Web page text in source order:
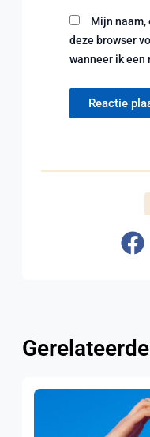
Mijn naam,
deze browser
wanneer ik een